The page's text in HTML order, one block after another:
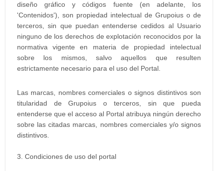
diseño gráfico y códigos fuente (en adelante, los
'Contenidos'), son propiedad intelectual de Grupoius o de
terceros, sin que puedan entenderse cedidos al Usuario
ninguno de los derechos de explotación reconocidos por la
normativa vigente en materia de propiedad intelectual
sobre los mismos, salvo aquellos que resulten
estrictamente necesario para el uso del Portal.
Las marcas, nombres comerciales o signos distintivos son
titularidad de Grupoius o terceros, sin que pueda
entenderse que el acceso al Portal atribuya ningún derecho
sobre las citadas marcas, nombres comerciales y/o signos
distintivos.
3. Condiciones de uso del portal